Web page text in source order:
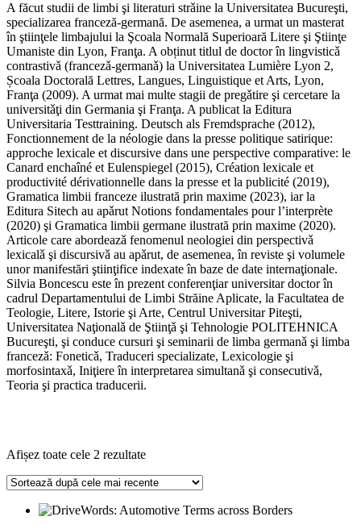
A făcut studii de limbi şi literaturi strǎine la Universitatea Bucureşti,
specializarea franceză-germană. De asemenea, a urmat un masterat
în ştiinţele limbajului la Şcoala Normală Superioară Litere şi Ştiinţe
Umaniste din Lyon, Franţa. A obținut titlul de doctor în lingvisticǎ
contrastivǎ (francezǎ-germanǎ) la Universitatea Lumière Lyon 2,
Școala Doctorală Lettres, Langues, Linguistique et Arts, Lyon,
Franţa (2009). A urmat mai multe stagii de pregǎtire şi cercetare la
universitǎţi din Germania şi Franţa. A publicat la Editura
Universitaria Testtraining. Deutsch als Fremdsprache (2012),
Fonctionnement de la néologie dans la presse politique satirique:
approche lexicale et discursive dans une perspective comparative: le
Canard enchaîné et Eulenspiegel (2015), Création lexicale et
productivité dérivationnelle dans la presse et la publicité (2019),
Gramatica limbii franceze ilustrată prin maxime (2023), iar la
Editura Sitech au apǎrut Notions fondamentales pour l’interprète
(2020) şi Gramatica limbii germane ilustrată prin maxime (2020).
Articole care abordeazǎ fenomenul neologiei din perspectivǎ
lexicalǎ şi discursivǎ au apǎrut, de asemenea, în reviste şi volumele
unor manifestări ştiinţifice indexate în baze de date internaţionale.
Silvia Boncescu este în prezent conferenţiar universitar doctor în
cadrul Departamentului de Limbi Străine Aplicate, la Facultatea de
Teologie, Litere, Istorie şi Arte, Centrul Universitar Piteşti,
Universitatea Naţionalǎ de Ştiinţǎ şi Tehnologie POLITEHNICA
Bucureşti, şi conduce cursuri şi seminarii de limba germanǎ şi limba
francezǎ: Foneticǎ, Traduceri specializate, Lexicologie şi
morfosintaxǎ, Iniţiere în interpretarea simultanǎ şi consecutivǎ,
Teoria şi practica traducerii.
Afișez toate cele 2 rezultateSortat
cele
recente